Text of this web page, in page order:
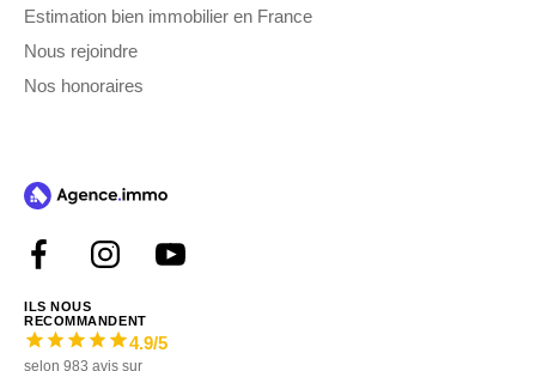
Estimation bien immobilier en France
Nous rejoindre
Nos honoraires
ILS NOUS
RECOMMANDENT
4.9/5
selon 983 avis sur